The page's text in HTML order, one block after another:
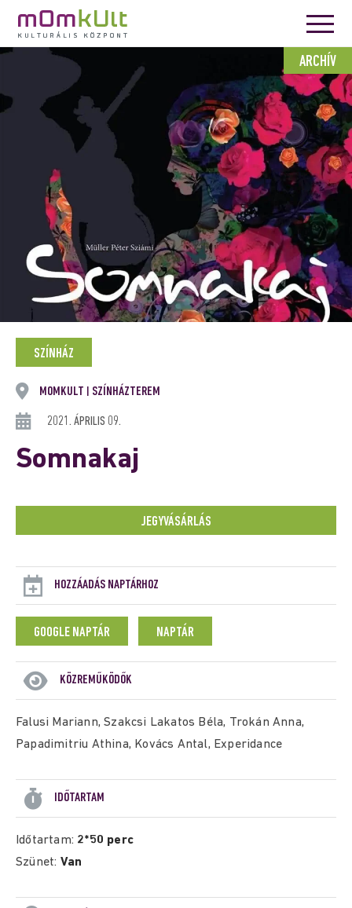
ARCHÍV
SZÍNHÁZ
MOMKULT SZÍNHÁZTEREM
2021. ÁPRILIS 09.
Somnakaj
JEGYVÁSÁRLÁS
HOZZÁADÁS NAPTÁRHOZ
GOOGLE NAPTÁR NAPTÁR
KÖZREMŰKÖDŐK
Falusi Mariann, Szakcsi Lakatos Béla, Trokán Anna,
Papadimitriu Athina, Kovács Antal, Experidance
IDŐTARTAM
Időtartam: 2*50 perc
Szünet: Van